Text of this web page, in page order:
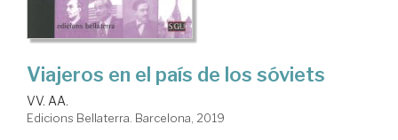
Viajeros en el país de los sóviets
VV. AA.
Edicions Bellaterra. Barcelona, 2019